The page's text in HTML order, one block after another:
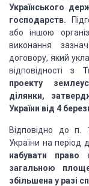
Українського
господарств.
або іншою
виконання
договору, який
відповідності з
проекту
ділянки,
України від 4
Відповідно до п.
України на період
набувати право
загальною
збільшена у разі